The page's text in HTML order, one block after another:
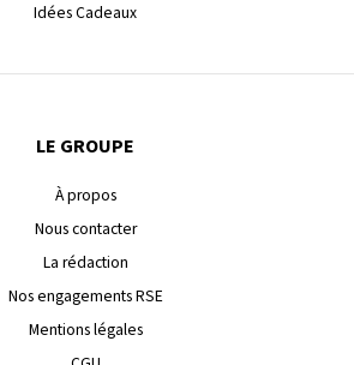
Idées Cadeaux
LE GROUPE
À propos
Nous contacter
La rédaction
Nos engagements RSE
Mentions légales